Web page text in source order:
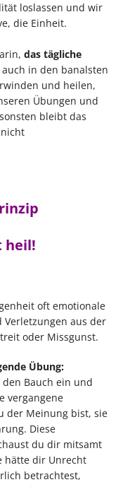
loslassen und wir
die Einheit.
das tägliche
in den banalsten
und heilen,
Übungen und
bleibt das
heil!
oft emotionale
Verletzungen aus der
oder Missgunst.
Übung:
Bauch ein und
vergangene
der Meinung bist, sie
Diese
du dir mitsamt
hätte dir Unrecht
betrachtest,